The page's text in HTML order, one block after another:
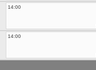
14:00
14:00